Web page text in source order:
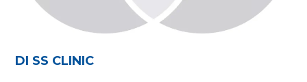
DI SS CLINIC